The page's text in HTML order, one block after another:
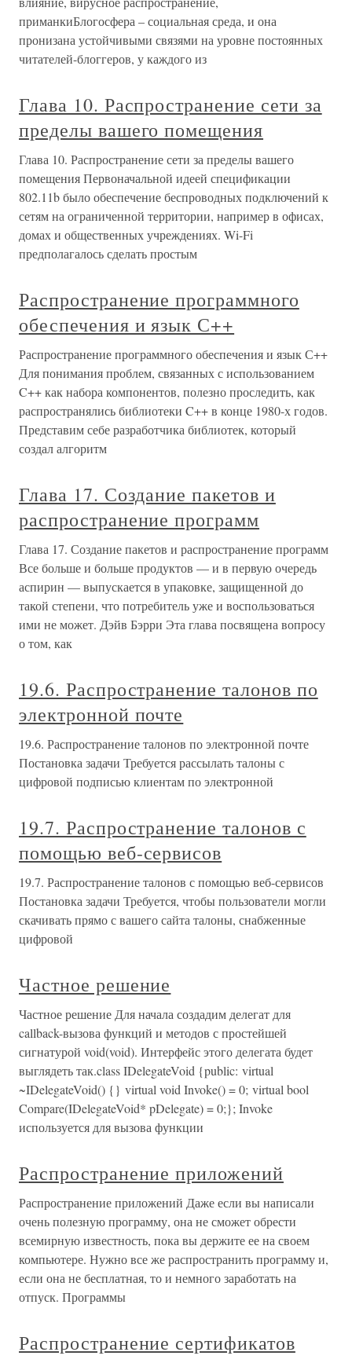
приманкиБлогосфера – социальная среда, и она
пронизана устойчивыми связями на уровне постоянных
читателей-блоггеров, у каждого из
Глава 10. Распространение сети за
пределы вашего помещения
Глава 10. Распространение сети за пределы вашего
помещения Первоначальной идеей спецификации
802.11b было обеспечение беспроводных подключений к
сетям на ограниченной территории, например в офисах,
домах и общественных учреждениях. Wi-Fi
предполагалось сделать простым
Распространение программного
обеспечения и язык С++
Распространение программного обеспечения и язык С++
Для понимания проблем, связанных с использованием
C++ как набора компонентов, полезно проследить, как
распространялись библиотеки C++ в конце 1980-х годов.
Представим себе разработчика библиотек, который
создал алгоритм
Глава 17. Создание пакетов и
распространение программ
Глава 17. Создание пакетов и распространение программ
Все больше и больше продуктов — и в первую очередь
аспирин — выпускается в упаковке, защищенной до
такой степени, что потребитель уже и воспользоваться
ими не может. Дэйв Бэрри Эта глава посвящена вопросу
о том, как
19.6. Распространение талонов по
электронной почте
19.6. Распространение талонов по электронной почте
Постановка задачи Требуется рассылать талоны с
цифровой подписью клиентам по электронной
19.7. Распространение талонов с
помощью веб-сервисов
19.7. Распространение талонов с помощью веб-сервисов
Постановка задачи Требуется, чтобы пользователи могли
скачивать прямо с вашего сайта талоны, снабженные
цифровой
Частное решение
Частное решение Для начала создадим делегат для
callback-вызова функций и методов с простейшей
сигнатурой void(void). Интерфейс этого делегата будет
выглядеть так.class IDelegateVoid {public: virtual
~IDelegateVoid() {} virtual void Invoke() = 0; virtual bool
Compare(IDelegateVoid* pDelegate) = 0;}; Invoke
используется для вызова функции
Распространение приложений
Распространение приложений Даже если вы написали
очень полезную программу, она не сможет обрести
всемирную известность, пока вы держите ее на своем
компьютере. Нужно все же распространить программу и,
если она не бесплатная, то и немного заработать на
отпуск. Программы
Распространение сертификатов